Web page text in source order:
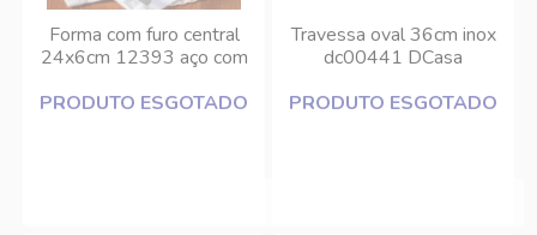
Forma com furo central
24x6cm 12393 aço com
Inga
PRODUTO ESGOTADO
Travessa oval 36cm inox
dc00441 DCasa
PRODUTO ESGOTADO